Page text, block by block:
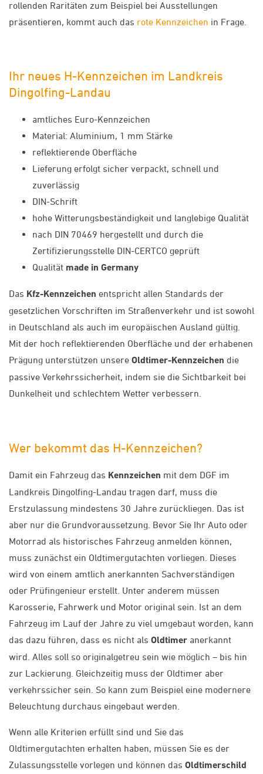
rollenden Raritäten zum Beispiel bei Ausstellungen
präsentieren, kommt auch das rote Kennzeichen in Frage.
Ihr neues H-Kennzeichen im Landkreis
Dingolfing-Landau
amtliches Euro-Kennzeichen
Material: Aluminium, 1 mm Stärke
reflektierende Oberfläche
Lieferung erfolgt sicher verpackt, schnell und
zuverlässig
DIN-Schrift
hohe Witterungsbeständigkeit und langlebige Qualität
nach DIN 70469 hergestellt und durch die
Zertifizierungsstelle DIN-CERTCO geprüft
Qualität made in Germany
Das Kfz-Kennzeichen entspricht allen Standards der
gesetzlichen Vorschriften im Straßenverkehr und ist sowohl
in Deutschland als auch im europäischen Ausland gültig.
Mit der hoch reflektierenden Oberfläche und der erhabenen
Prägung unterstützen unsere Oldtimer-Kennzeichen die
passive Verkehrssicherheit, indem sie die Sichtbarkeit bei
Dunkelheit und schlechtem Wetter verbessern.
Wer bekommt das H-Kennzeichen?
Damit ein Fahrzeug das Kennzeichen mit dem DGF im
Landkreis Dingolfing-Landau tragen darf, muss die
Erstzulassung mindestens 30 Jahre zurückliegen. Das ist
aber nur die Grundvoraussetzung. Bevor Sie Ihr Auto oder
Motorrad als historisches Fahrzeug anmelden können,
muss zunächst ein Oldtimergutachten vorliegen. Dieses
wird von einem amtlich anerkannten Sachverständigen
oder Prüfingenieur erstellt. Unter anderem müssen
Karosserie, Fahrwerk und Motor original sein. Ist an dem
Fahrzeug im Lauf der Jahre zu viel umgebaut worden, kann
das dazu führen, dass es nicht als Oldtimer anerkannt
wird. Alles soll so originalgetreu sein wie möglich – bis hin
zur Lackierung. Gleichzeitig muss der Oldtimer aber
verkehrssicher sein. So kann zum Beispiel eine modernere
Beleuchtung durchaus eingebaut werden.
Wenn alle Kriterien erfüllt sind und Sie das
Oldtimergutachten erhalten haben, müssen Sie es der
Zulassungsstelle vorlegen und können das Oldtimerschild